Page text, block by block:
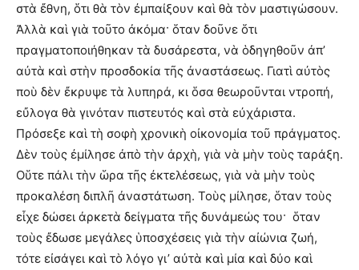
στὰ ἔθνη, ὅτι θὰ τὸν ἐμπαίξουν καὶ θὰ τὸν μαστιγώσουν.
Ἀλλὰ καὶ γιὰ τοῦτο ἀκόμα· ὅταν δοῦνε ὅτι
πραγματοποιήθηκαν τὰ δυσάρεστα, νὰ ὁδηγηθοῦν ἀπ’
αὐτὰ καὶ στὴν προσδοκία τῆς ἀναστάσεως. Γιατὶ αὐτὸς
ποὺ δὲν ἔκρυψε τὰ λυπηρά, κι ὅσα θεωροῦνται ντροπή,
εὔλογα θὰ γινόταν πιστευτός καὶ στὰ εὐχάριστα.
Πρόσεξε καὶ τὴ σοφὴ χρονικὴ οἰκονομία τοῦ πράγματος.
Δὲν τοὺς ἐμίλησε ἀπὸ τὴν ἀρχὴ, γιὰ νὰ μὴν τοὺς ταράξη.
Οὕτε πάλι τὴν ὥρα τῆς ἐκτελέσεως, γιὰ νὰ μὴν τοὺς
προκαλέση διπλῆ ἀναστάτωση. Τοὺς μίλησε, ὅταν τοὺς
εἶχε δώσει ἀρκετὰ δείγματα τῆς δυνάμεώς του· ὅταν
τοὺς ἔδωσε μεγάλες ὑποσχέσεις γιὰ τὴν αἰώνια ζωή,
τότε εἰσάγει καὶ τὸ λόγο γι’ αὐτὰ καὶ μία καὶ δύο καὶ